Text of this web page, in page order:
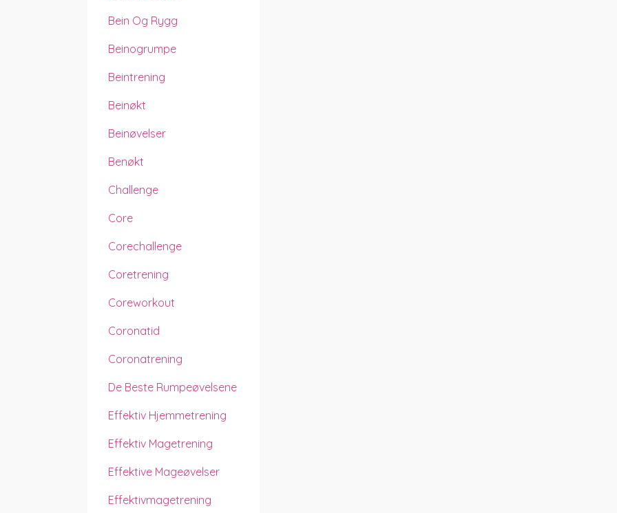
Bein Og Rygg
Beinogrumpe
Beintrening
Beinøkt
Beinøvelser
Benøkt
Challenge
Core
Corechallenge
Coretrening
Coreworkout
Coronatid
Coronatrening
De Beste Rumpeøvelsene
Effektiv Hjemmetrening
Effektiv Magetrening
Effektive Mageøvelser
Effektivmagetrening